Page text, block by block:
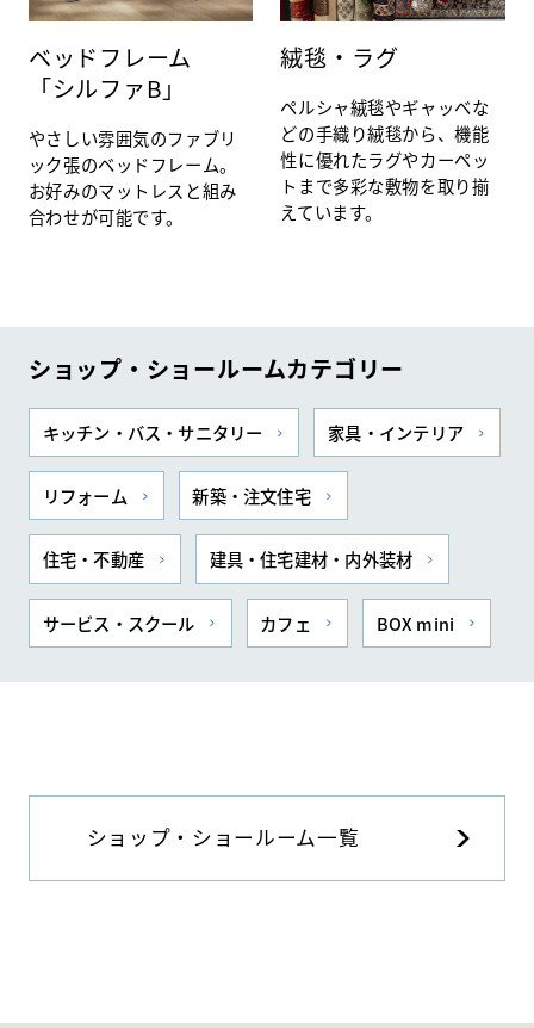
ベッドフレーム
「シルファB」
やさしい雰囲気のファブリ
ック張のベッドフレーム。
お好みのマットレスと組み
合わせが可能です。
絨毯・ラグ
ペルシャ絨毯やギャッベな
どの手織り絨毯から、機能
性に優れたラグやカーペッ
トまで多彩な敷物を取り揃
えています。
ショップ・ショールームカテゴリー
キッチン・バス・サニタリー 家具・インテリア
リフォーム 新築・注文住宅
住宅・不動産 建具・住宅建材・内外装材
サービス・スクール カフェ BOX mini
ショップ・ショールーム一覧